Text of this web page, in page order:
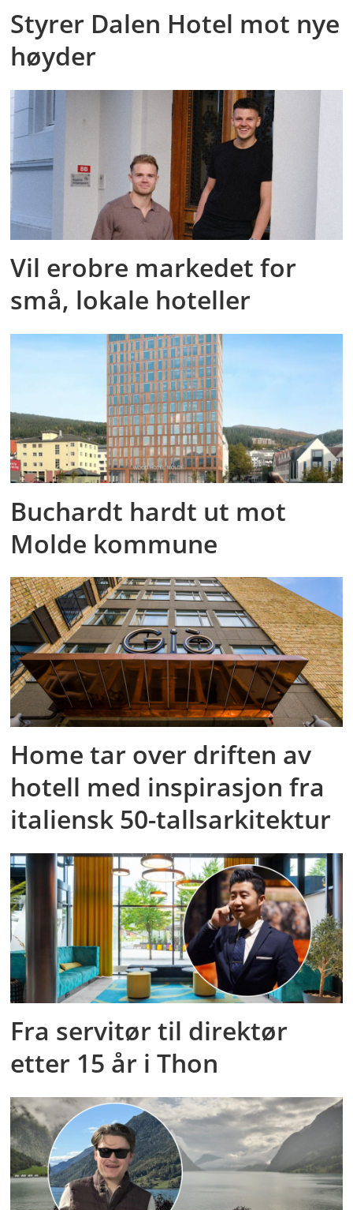
Styrer Dalen Hotel mot nye
høyder
Vil erobre markedet for
små, lokale hoteller
Buchardt hardt ut mot
Molde kommune
Home tar over driften av
hotell med inspirasjon fra
italiensk 50-tallsarkitektur
Fra servitør til direktør
etter 15 år i Thon